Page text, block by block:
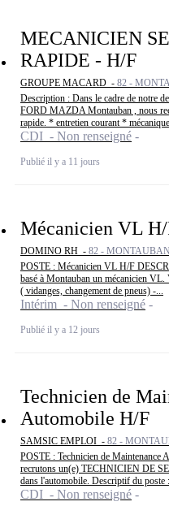
MECANICIEN
RAPIDE - H/F
GROUPE MACARD - 82 -
Description : Dans le cadre de notre
FORD MAZDA Montauban , nous
rapide. * entretien courant *
CDI - Non renseigné
Publié il y a 11 jours
Mécanicien VL
DOMINO RH - 82 - MONTAUBAN
POSTE : Mécanicien VL H/F
basé à Montauban un mécanicien VL.
( vidanges, changement de pneus) -...
Intérim - Non renseigné
Publié il y a 12 jours
Technicien de
Automobile H/F
SAMSIC EMPLOI - 82 -
POSTE : Technicien de
recrutons un(e) TECHNICIEN DE
dans l'automobile. Descriptif du poste :
CDI - Non renseigné